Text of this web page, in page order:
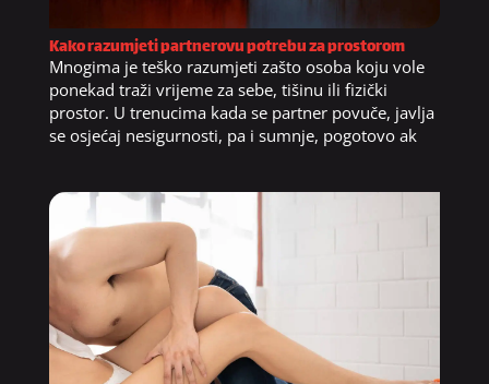
Kako razumjeti partnerovu potrebu za prostorom
Mnogima je teško razumjeti zašto osoba koju vole
ponekad traži vrijeme za sebe, tišinu ili fizički
prostor. U trenucima kada se partner povuče, javlja
se osjećaj nesigurnosti, pa i sumnje, pogotovo ak